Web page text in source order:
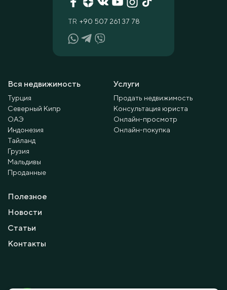
Вся недвижимость
Турция
Северный Кипр
ОАЭ
Индонезия
Тайланд
Грузия
Мальдивы
Проданные
Услуги
Продать недвижимость
Консультация юриста
Онлайн-просмотр
Онлайн-покупка
Полезное
Новости
Статьи
Контакты
TR +90 507 261 37 78